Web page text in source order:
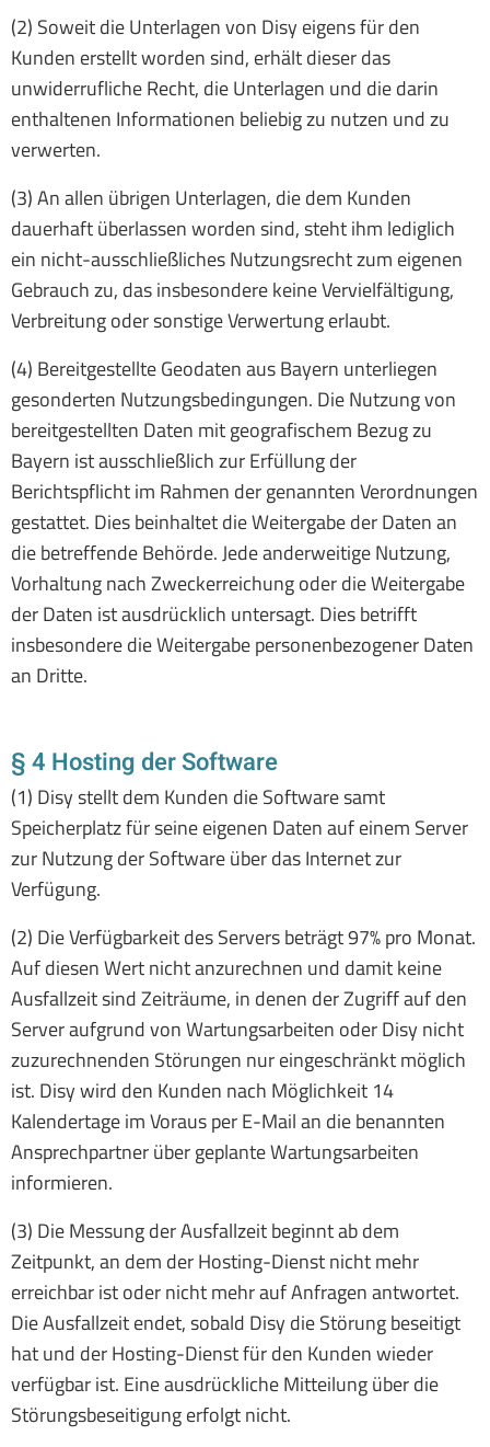
(2) Soweit die Unterlagen von Disy eigens für den
Kunden erstellt worden sind, erhält dieser das
unwiderrufliche Recht, die Unterlagen und die darin
enthaltenen Informationen beliebig zu nutzen und zu
verwerten.
(3) An allen übrigen Unterlagen, die dem Kunden
dauerhaft überlassen worden sind, steht ihm lediglich
ein nicht-ausschließliches Nutzungsrecht zum eigenen
Gebrauch zu, das insbesondere keine Vervielfältigung,
Verbreitung oder sonstige Verwertung erlaubt.
(4) Bereitgestellte Geodaten aus Bayern unterliegen
gesonderten Nutzungsbedingungen. Die Nutzung von
bereitgestellten Daten mit geografischem Bezug zu
Bayern ist ausschließlich zur Erfüllung der
Berichtspflicht im Rahmen der genannten Verordnungen
gestattet. Dies beinhaltet die Weitergabe der Daten an
die betreffende Behörde. Jede anderweitige Nutzung,
Vorhaltung nach Zweckerreichung oder die Weitergabe
der Daten ist ausdrücklich untersagt. Dies betrifft
insbesondere die Weitergabe personenbezogener Daten
an Dritte.
§ 4 Hosting der Software
(1) Disy stellt dem Kunden die Software samt
Speicherplatz für seine eigenen Daten auf einem Server
zur Nutzung der Software über das Internet zur
Verfügung.
(2) Die Verfügbarkeit des Servers beträgt 97% pro Monat.
Auf diesen Wert nicht anzurechnen und damit keine
Ausfallzeit sind Zeiträume, in denen der Zugriff auf den
Server aufgrund von Wartungsarbeiten oder Disy nicht
zuzurechnenden Störungen nur eingeschränkt möglich
ist. Disy wird den Kunden nach Möglichkeit 14
Kalendertage im Voraus per E-Mail an die benannten
Ansprechpartner über geplante Wartungsarbeiten
informieren.
(3) Die Messung der Ausfallzeit beginnt ab dem
Zeitpunkt, an dem der Hosting-Dienst nicht mehr
erreichbar ist oder nicht mehr auf Anfragen antwortet.
Die Ausfallzeit endet, sobald Disy die Störung beseitigt
hat und der Hosting-Dienst für den Kunden wieder
verfügbar ist. Eine ausdrückliche Mitteilung über die
Störungsbeseitigung erfolgt nicht.